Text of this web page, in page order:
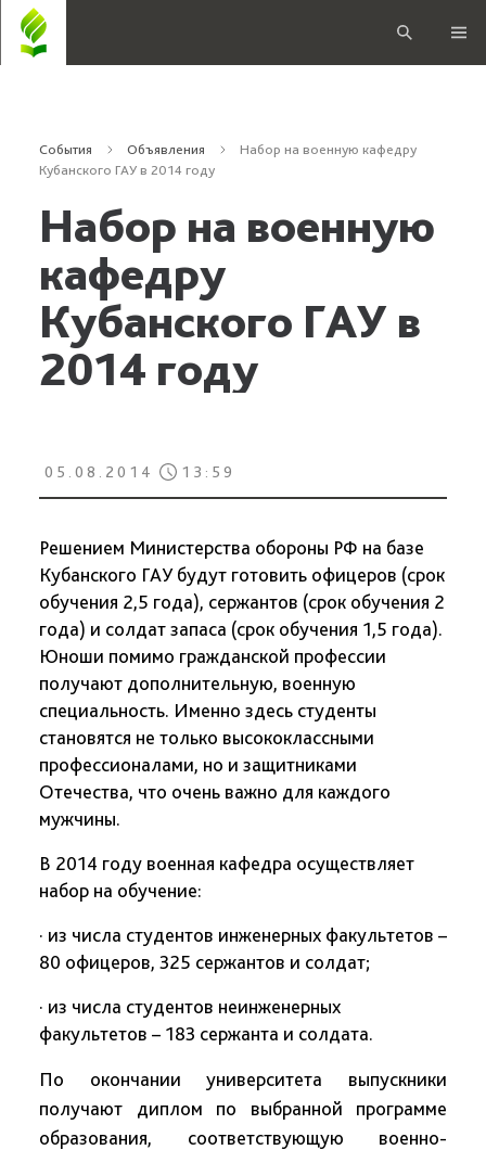
События Объявления
Набор на военную кафедру
Кубанского ГАУ в 2014 году
Набор на военную
кафедру
Кубанского ГАУ в
2014 году
05.08.2014 13:59
Решением Министерства обороны РФ на базе
Кубанского ГАУ будут готовить офицеров (срок
обучения 2,5 года), сержантов (срок обучения 2
года) и солдат запаса (срок обучения 1,5 года).
Юноши помимо гражданской профессии
получают дополнительную, военную
специальность. Именно здесь студенты
становятся не только высококлассными
профессионалами, но и защитниками
Отечества, что очень важно для каждого
мужчины.
В 2014 году военная кафедра осуществляет
набор на обучение:
· из числа студентов инженерных факультетов –
80 офицеров, 325 сержантов и солдат;
· из числа студентов неинженерных
факультетов – 183 сержанта и солдата.
По окончании университета выпускники
получают диплом по выбранной программе
образования, соответствующую военно-